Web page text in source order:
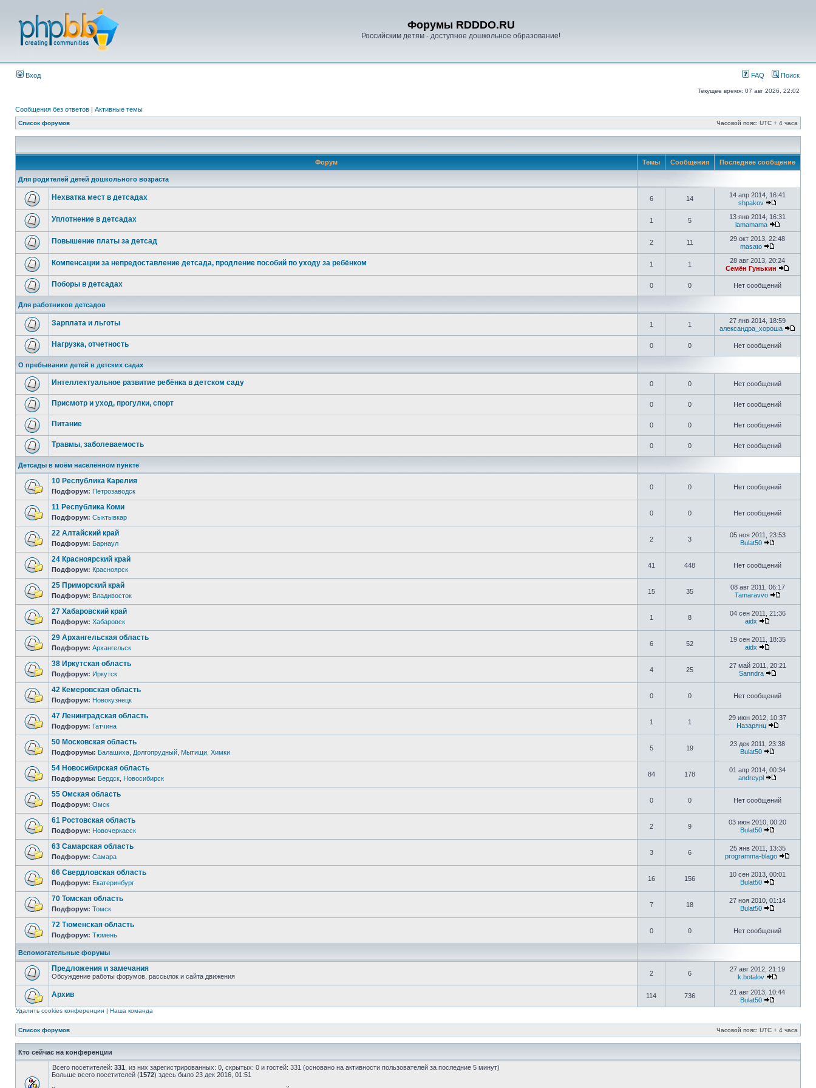
Форумы RDDDO.RU
Российским детям - доступное дошкольное образование!
Вход FAQ Поиск
Текущее время: 07 авг 2026, 22:02
Сообщения без ответов | Активные темы
Список форумов Часовой пояс: UTC + 4 часа
Форум Темы Сообщения Последнее сообщение
Для родителей детей дошкольного возраста
Нехватка мест в детсадах 6 14
14 апр 2014, 16:41
shpakov
Уплотнение в детсадах 1 5
13 янв 2014, 16:31
lamamama
Повышение платы за детсад 2 11
29 окт 2013, 22:48
masato
Компенсации за непредоставление детсада, продление пособий по уходу за ребёнком 1 1
28 авг 2013, 20:24
Семён Гунькин
Поборы в детсадах 0 0 Нет сообщений
Для работников детсадов
Зарплата и льготы 1 1
27 янв 2014, 18:59
александра_хороша
Нагрузка, отчетность 0 0 Нет сообщений
О пребывании детей в детских садах
Интеллектуальное развитие ребёнка в детском саду 0 0 Нет сообщений
Присмотр и уход, прогулки, спорт 0 0 Нет сообщений
Питание 0 0 Нет сообщений
Травмы, заболеваемость 0 0 Нет сообщений
Детсады в моём населённом пункте
10 Республика Карелия
Подфорум: Петрозаводск
0 0 Нет сообщений
11 Республика Коми
Подфорум: Сыктывкар
0 0 Нет сообщений
22 Алтайский край
Подфорум: Барнаул
2 3
05 ноя 2011, 23:53
Bulat50
24 Красноярский край
Подфорум: Красноярск
41 448 Нет сообщений
25 Приморский край
Подфорум: Владивосток
15 35
08 авг 2011, 06:17
Tamaravvo
27 Хабаровский край
Подфорум: Хабаровск
1 8
04 сен 2011, 21:36
aidx
29 Архангельская область
Подфорум: Архангельск
6 52
19 сен 2011, 18:35
aidx
38 Иркутская область
Подфорум: Иркутск
4 25
27 май 2011, 20:21
Sanndra
42 Кемеровская область
Подфорум: Новокузнецк
0 0 Нет сообщений
47 Ленинградская область
Подфорум: Гатчина
1 1
29 июн 2012, 10:37
Назарянц
50 Московская область
Подфорумы: Балашиха Долгопрудный Мытищи Химки
5 19
23 дек 2011, 23:38
Bulat50
54 Новосибирская область
Подфорумы: Бердск Новосибирск
84 178
01 апр 2014, 00:34
andreypl
55 Омская область
Подфорум: Омск
0 0 Нет сообщений
61 Ростовская область
Подфорум: Новочеркасск
2 9
03 июн 2010, 00:20
Bulat50
63 Самарская область
Подфорум: Самара
3 6
25 янв 2011, 13:35
programma-blago
66 Свердловская область
Подфорум: Екатеринбург
16 156
10 сен 2013, 00:01
Bulat50
70 Томская область
Подфорум: Томск
7 18
27 ноя 2010, 01:14
Bulat50
72 Тюменская область
Подфорум: Тюмень
0 0 Нет сообщений
Вспомогательные форумы
Предложения и замечания
Обсуждение работы форумов, рассылок и сайта движения 2 6
27 авг 2012, 21:19
k.botalov
Архив 114 736
21 авг 2013, 10:44
Bulat50
Удалить cookies конференции | Наша команда
Список форумов Часовой пояс: UTC + 4 часа
Кто сейчас на конференции
Всего посетителей: 331 , из них зарегистрированных: 0, скрытых: 0 и гостей: 331 (основано на активности пользователей за последние 5 минут)
Больше всего посетителей (1572) здесь было 23 дек 2016, 01:51